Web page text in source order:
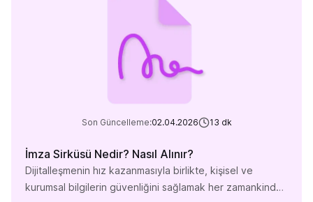
kişi, bu verginin hesaplanması ve ödenmesi konusunda
yeterli bilgiye sahip olmadığından, yanlış […]
Son Güncelleme:02.04.2026 13 dk
İmza Sirküsü Nedir? Nasıl Alınır?
Dijitalleşmenin hız kazanmasıyla birlikte, kişisel ve
kurumsal bilgilerin güvenliğini sağlamak her zamankinden